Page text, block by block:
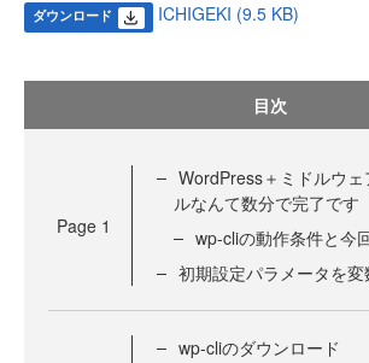
ダウンロード ICHIGEKI (9.5 KB)
目次
Page 1
WordPress＋ミドルウ
ルなんて数分で完了です
wp-cliの動作条件と今
初期設定パラメータを変
wp-cliのダウンロード